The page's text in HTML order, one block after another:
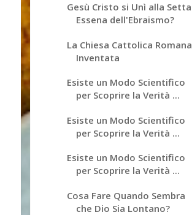
Gesù Cristo si Unì alla Setta
Essena dell'Ebraismo?
La Chiesa Cattolica Romana
Inventata
Esiste un Modo Scientifico
per Scoprire la Verità ...
Esiste un Modo Scientifico
per Scoprire la Verità ...
Esiste un Modo Scientifico
per Scoprire la Verità ...
Cosa Fare Quando Sembra
che Dio Sia Lontano?